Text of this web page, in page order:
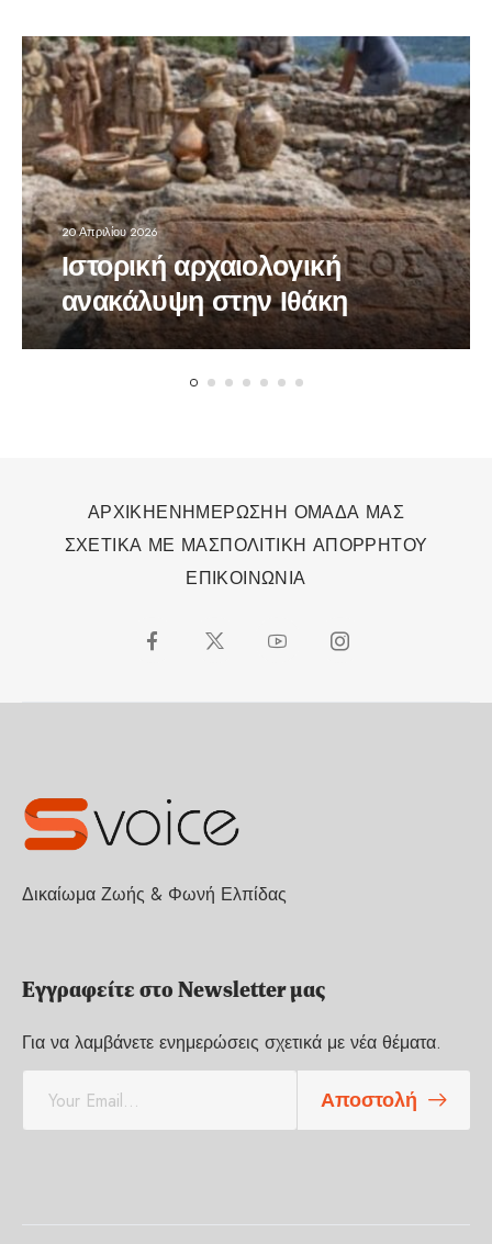
20 Απριλίου 2026
Ιστορική αρχαιολογική
ανακάλυψη στην Ιθάκη
ΑΡΧΙΚΗΕΝΗΜΕΡΩΣΗΗ ΟΜΑΔΑ ΜΑΣ
ΣΧΕΤΙΚΑ ΜΕ ΜΑΣΠΟΛΙΤΙΚΗ ΑΠΟΡΡΗΤΟΥ
ΕΠΙΚΟΙΝΩΝΙΑ
Δικαίωμα Ζωής & Φωνή Ελπίδας
Εγγραφείτε στο Newsletter μας
Για να λαμβάνετε ενημερώσεις σχετικά με νέα θέματα.
a
Αποστολή